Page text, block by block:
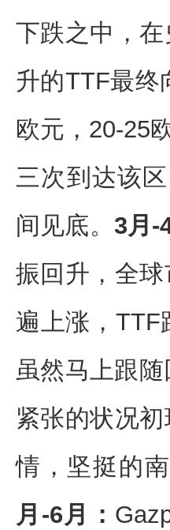
下跌之中，
升的TTF最终
欧元，20-25
三次到达该
间见底。 3月-
振回升，全
遍上涨，TTF
虽然马上跟
紧张的状况
情，坚挺的
月-6月：